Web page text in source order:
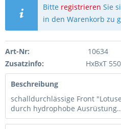
Bitte registrieren Sie
in den Warenkorb zu
Art-Nr:
10634
Zusatzinfo:
HxBxT
Beschreibung
schalldurchlässige Front
durch hydrophobe